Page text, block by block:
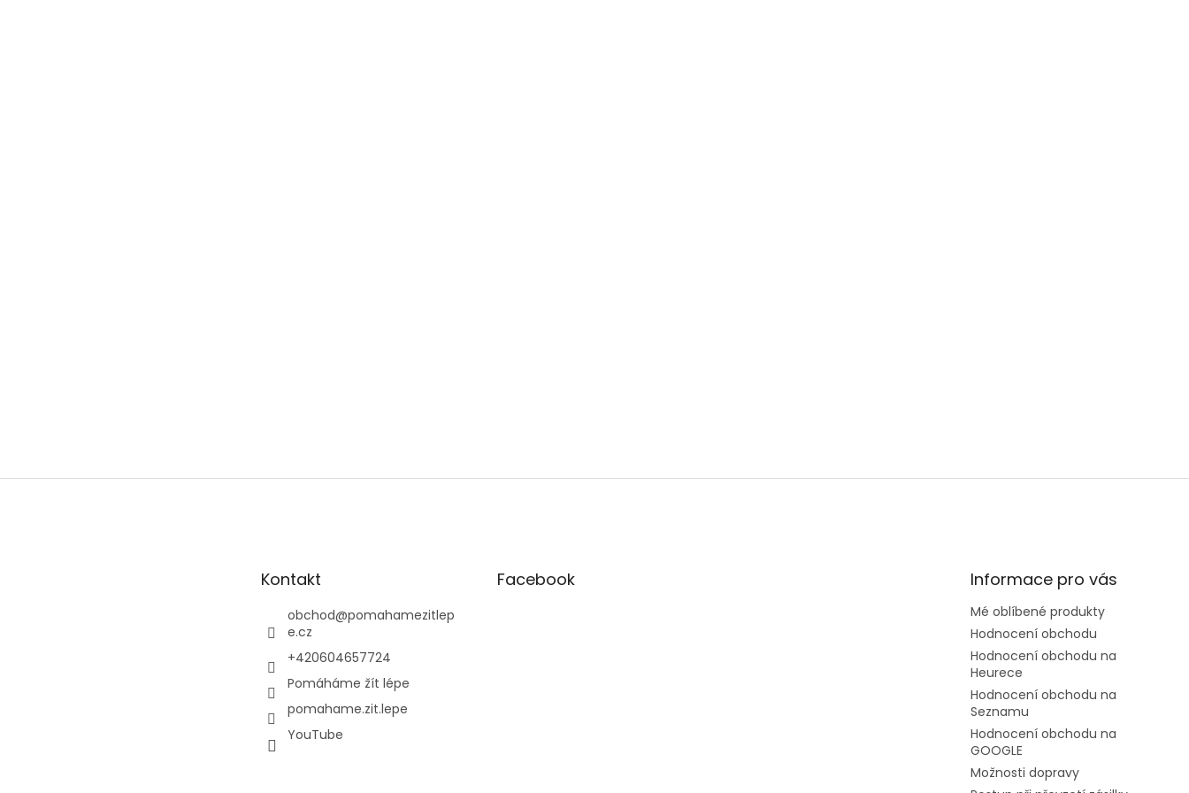
Z
Kontakt
obchod@pomahamezitlep
e.cz
+420604657724
Pomáháme žít lépe
pomahame.zit.lepe
YouTube
Facebook Informace pro vás
Mé oblíbené produkty
Hodnocení obchodu
Hodnocení obchodu na
Heurece
Hodnocení obchodu na
Seznamu
Hodnocení obchodu na
GOOGLE
Možnosti dopravy